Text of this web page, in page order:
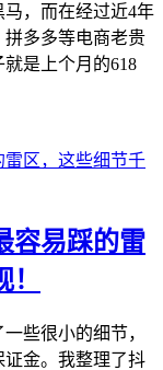
，而在经过近4年
多多等电商老贵
是上个月的618
容易踩的雷
些很小的细节，
金。我整理了抖